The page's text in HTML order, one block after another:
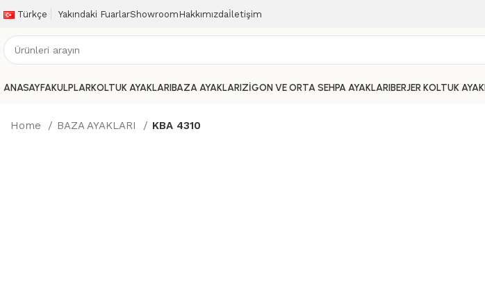
Türkçe Yakındaki FuarlarShowroom Hakkımızdaİletişim
ANASAYFAKULPLARKOLTUK AYAKLARIBAZA AYAKLARIZİGON VE ORTA SEHPA AYAKLARIBERJER KOLTUK
Home BAZA AYAKLARI KBA 4310